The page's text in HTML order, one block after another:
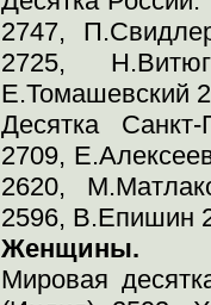
2747,
2725,
Е.Томашевский
Десятка
2709,
2620,
2596, В.Епишин
Женщины.
Мировая